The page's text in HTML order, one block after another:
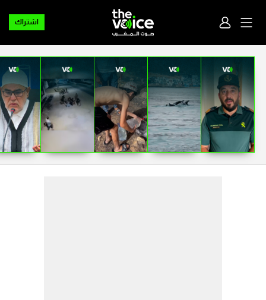
اشتراك